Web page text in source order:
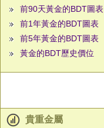
前90天黃金的BDT圖表
前1年黃金的BDT圖表
前5年黃金的BDT圖表
黃金的BDT歷史價位
貴重金屬